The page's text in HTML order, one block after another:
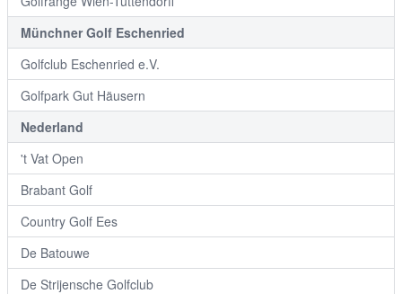
Münchner Golf Eschenried
Golfclub Eschenried e.V.
Golfpark Gut Häusern
Nederland
't Vat Open
Brabant Golf
Country Golf Ees
De Batouwe
De Strijensche Golfclub